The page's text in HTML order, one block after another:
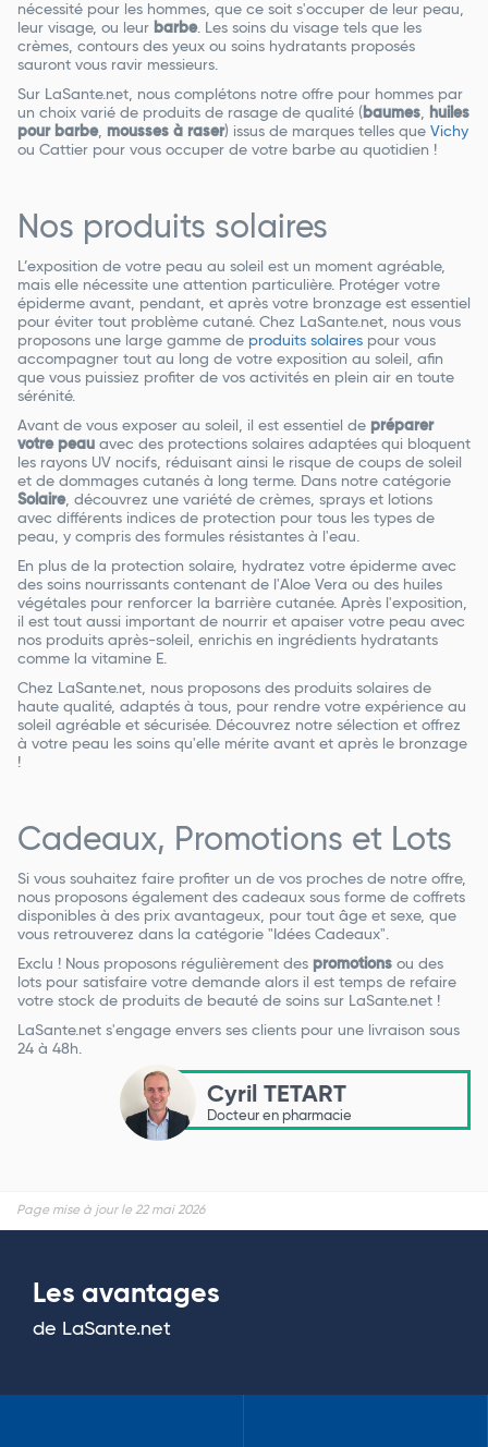
nécessité pour les hommes, que ce soit s'occuper de leur peau,
leur visage, ou leur barbe. Les soins du visage tels que les
crèmes, contours des yeux ou soins hydratants proposés
sauront vous ravir messieurs.
Sur LaSante.net, nous complétons notre offre pour hommes par
un choix varié de produits de rasage de qualité ( baumes
huiles
pour barbe, mousses à raser) issus de marques telles que Vichy
ou Cattier pour vous occuper de votre barbe au quotidien !
Nos produits solaires
L’exposition de votre peau au soleil est un moment agréable,
mais elle nécessite une attention particulière. Protéger votre
épiderme avant, pendant, et après votre bronzage est essentiel
pour éviter tout problème cutané. Chez LaSante.net, nous vous
proposons une large gamme de produits solaires pour vous
accompagner tout au long de votre exposition au soleil, afin
que vous puissiez profiter de vos activités en plein air en toute
sérénité.
Avant de vous exposer au soleil, il est essentiel de préparer
votre peau avec des protections solaires adaptées qui bloquent
les rayons UV nocifs, réduisant ainsi le risque de coups de soleil
et de dommages cutanés à long terme. Dans notre catégorie
Solaire, découvrez une variété de crèmes, sprays et lotions
avec différents indices de protection pour tous les types de
peau, y compris des formules résistantes à l'eau.
En plus de la protection solaire, hydratez votre épiderme avec
des soins nourrissants contenant de l'Aloe Vera ou des huiles
végétales pour renforcer la barrière cutanée. Après l'exposition,
il est tout aussi important de nourrir et apaiser votre peau avec
nos produits après-soleil, enrichis en ingrédients hydratants
comme la vitamine E.
Chez LaSante.net, nous proposons des produits solaires de
haute qualité, adaptés à tous, pour rendre votre expérience au
soleil agréable et sécurisée. Découvrez notre sélection et offrez
à votre peau les soins qu'elle mérite avant et après le bronzage
!
Cadeaux, Promotions et Lots
Si vous souhaitez faire profiter un de vos proches de notre offre,
nous proposons également des cadeaux sous forme de coffrets
disponibles à des prix avantageux, pour tout âge et sexe, que
vous retrouverez dans la catégorie "Idées Cadeaux".
Exclu ! Nous proposons régulièrement des promotions ou des
lots pour satisfaire votre demande alors il est temps de refaire
votre stock de produits de beauté de soins sur LaSante.net !
LaSante.net s'engage envers ses clients pour une livraison sous
24 à 48h.
Cyril TETART
Docteur en pharmacie
Page mise à jour le 22 mai 2026
Les avantages
de LaSante.net